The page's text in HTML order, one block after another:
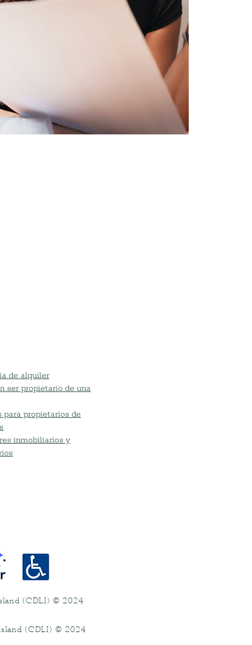
de alquiler
ser propietario de una
para propietarios de
inmobiliarios y
(CDLI) © 2024
(CDLI) © 2024